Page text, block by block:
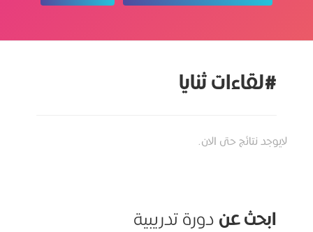
#لقاءات ثنايا
لايوجد نتائج حتى الان.
ابحث عن دورة تدريبية